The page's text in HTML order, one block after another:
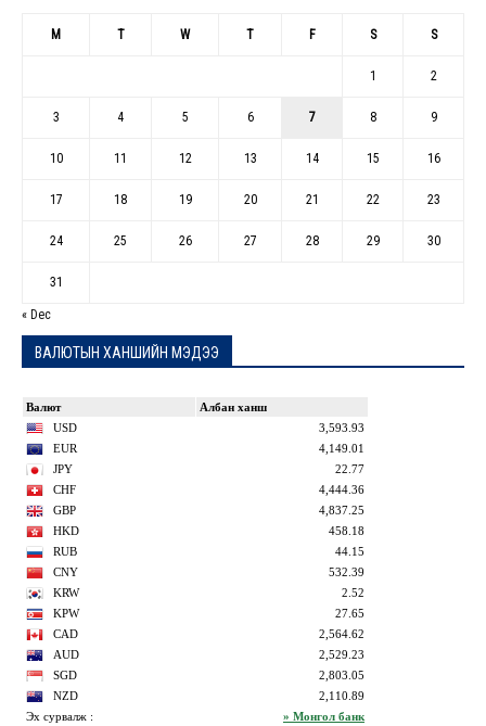
M T W T F S S
1 2
3 4 5 6 7 8 9
10 11 12 13 14 15 16
17 18 19 20 21 22 23
24 25 26 27 28 29 30
31
« Dec
ВАЛЮТЫН ХАНШИЙН МЭДЭЭ